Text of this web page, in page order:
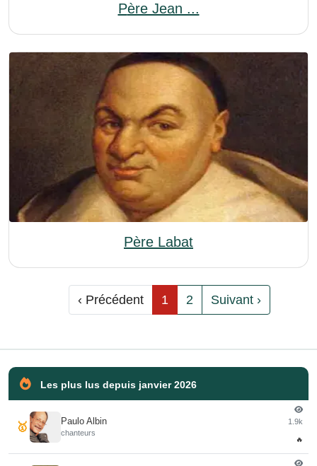
Père Jean ...
Père Labat
‹ Précédent 1 2 Suivant ›
Les plus lus depuis janvier 2026
🥇 Paulo Albin
chanteurs
1.9k
🔥